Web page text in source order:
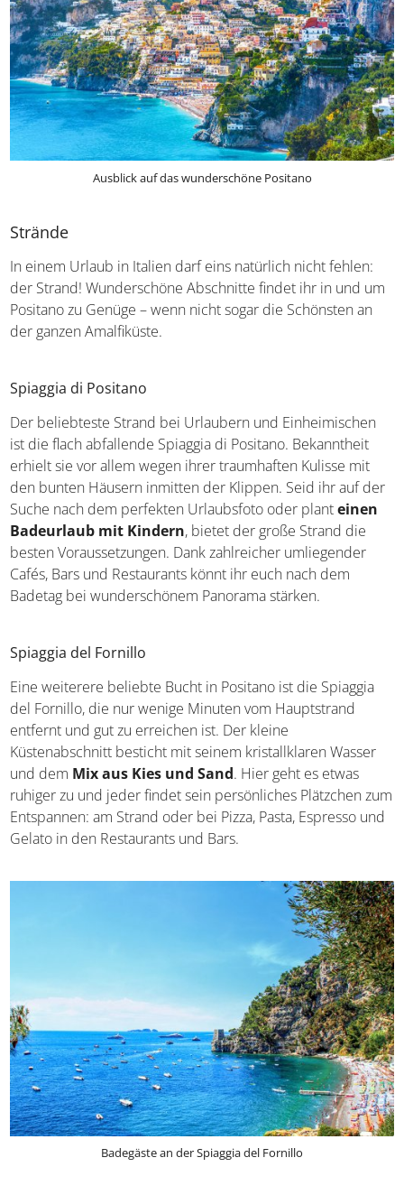
Ausblick auf das wunderschöne Positano
Strände
In einem Urlaub in Italien darf eins natürlich nicht fehlen:
der Strand! Wunderschöne Abschnitte findet ihr in und um
Positano zu Genüge – wenn nicht sogar die Schönsten an
der ganzen Amalfiküste.
Spiaggia di Positano
Der beliebteste Strand bei Urlaubern und Einheimischen
ist die flach abfallende Spiaggia di Positano. Bekanntheit
erhielt sie vor allem wegen ihrer traumhaften Kulisse mit
den bunten Häusern inmitten der Klippen. Seid ihr auf der
Suche nach dem perfekten Urlaubsfoto oder planteinen
Badeurlaub mit Kindern, bietet der große Strand die
besten Voraussetzungen. Dank zahlreicher umliegender
Cafés, Bars und Restaurants könnt ihr euch nach dem
Badetag bei wunderschönem Panorama stärken.
Spiaggia del Fornillo
Eine weiterere beliebte Bucht in Positano ist die Spiaggia
del Fornillo, die nur wenige Minuten vom Hauptstrand
entfernt und gut zu erreichen ist. Der kleine
Küstenabschnitt besticht mit seinem kristallklaren Wasser
und dem Mix aus Kies und Sand. Hier geht es etwas
ruhiger zu und jeder findet sein persönliches Plätzchen zum
Entspannen: am Strand oder bei Pizza, Pasta, Espresso und
Gelato in den Restaurants und Bars.
Badegäste an der Spiaggia del Fornillo